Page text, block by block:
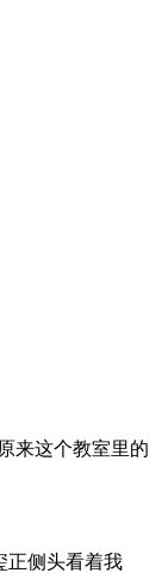
来这个教室里的
正侧头看着我